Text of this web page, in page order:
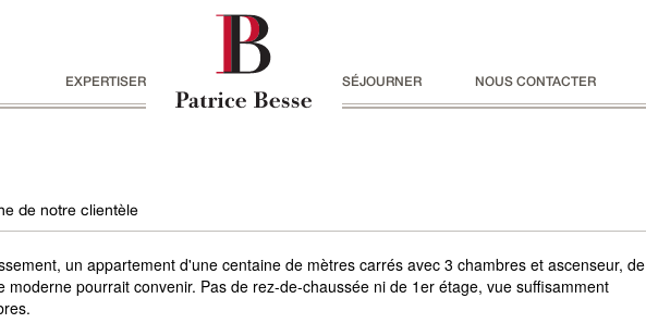
EXPERTISER SÉJOURNER NOUS CONTACTER
de notre clientèle
un appartement d'une centaine de mètres carrés avec 3 chambres et ascenseur, de
moderne pourrait convenir. Pas de rez-de-chaussée ni de 1er étage, vue suffisamment